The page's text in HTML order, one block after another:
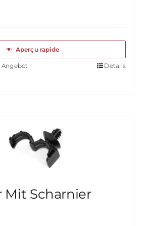
Aperçu rapide
Angebot
Details
Mit Scharnier